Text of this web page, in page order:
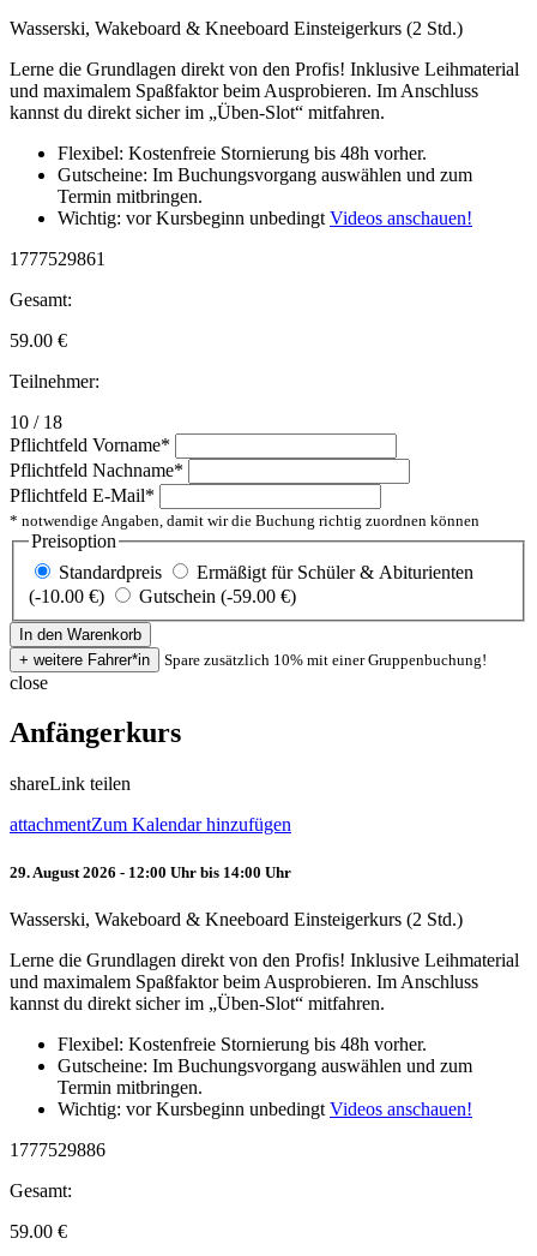
Wasserski, Wakeboard & Kneeboard Einsteigerkurs (2 Std.)
Lerne die Grundlagen direkt von den Profis! Inklusive Leihmaterial
und maximalem Spaßfaktor beim Ausprobieren. Im Anschluss
kannst du direkt sicher im „Üben-Slot“ mitfahren.
Flexibel: Kostenfreie Stornierung bis 48h vorher.
Gutscheine: Im Buchungsvorgang auswählen und zum
Termin mitbringen.
Wichtig: vor Kursbeginn unbedingt Videos anschauen!
1777529861
Gesamt:
59.00 €
Teilnehmer:
10 / 18
Pflichtfeld Vorname*
Pflichtfeld Nachname*
Pflichtfeld E-Mail*
* notwendige Angaben, damit wir die Buchung richtig zuordnen können
Preisoption
Standardpreis
Ermäßigt für Schüler & Abiturienten
(-10.00 €)
Gutschein (-59.00 €)
Spare zusätzlich 10% mit einer Gruppenbuchung!
close
Anfängerkurs
shareLink teilen
attachmentZum Kalendar hinzufügen
29. August 2026 - 12:00 Uhr bis 14:00 Uhr
Wasserski, Wakeboard & Kneeboard Einsteigerkurs (2 Std.)
Lerne die Grundlagen direkt von den Profis! Inklusive Leihmaterial
und maximalem Spaßfaktor beim Ausprobieren. Im Anschluss
kannst du direkt sicher im „Üben-Slot“ mitfahren.
Flexibel: Kostenfreie Stornierung bis 48h vorher.
Gutscheine: Im Buchungsvorgang auswählen und zum
Termin mitbringen.
Wichtig: vor Kursbeginn unbedingt Videos anschauen!
1777529886
Gesamt:
59.00 €